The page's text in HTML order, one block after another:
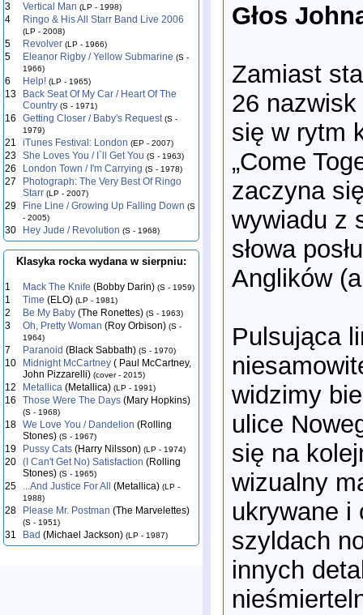
3 Vertical Man (LP - 1998)
4 Ringo & His All Starr Band Live 2006
(LP - 2008)
5 Revolver (LP - 1966)
5 Eleanor Rigby / Yellow Submarine (S -
1966)
6 Help! (LP - 1965)
13
Back Seat Of My Car / Heart Of The
Country (S - 1971)
16 Getting Closer / Baby's Request (S -
1979)
21 iTunes Festival: London (EP - 2007)
23 She Loves You / I`ll Get You (S - 1963)
26 London Town / I'm Carrying (S - 1978)
27
Photograph: The Very Best Of Ringo
Starr (LP - 2007)
29 Fine Line / Growing Up Falling Down (S
- 2005)
30 Hey Jude / Revolution (S - 1968)
Klasyka rocka wydana w sierpniu:
1 Mack The Knife (Bobby Darin) (S - 1959)
1 Time (ELO) (LP - 1981)
2 Be My Baby (The Ronettes) (S - 1963)
3 Oh, Pretty Woman (Roy Orbison) (S -
1964)
7 Paranoid (Black Sabbath) (S - 1970)
10 Midnight McCartney ( Paul McCartney,
John Pizzarelli) (cover - 2015)
12 Metallica (Metallica) (LP - 1991)
16 Those Were The Days (Mary Hopkins)
(S - 1968)
18 We Love You / Dandelion (Rolling
Stones) (S - 1967)
19 Pussy Cats (Harry Nilsson) (LP - 1974)
20 (I Can't Get No) Satisfaction (Rolling
Stones) (S - 1965)
25 ...And Justice For All (Metallica) (LP -
1988)
28 Please Mr. Postman (The Marvelettes)
(S - 1951)
31 Bad (Michael Jackson) (LP - 1987)
Głos
Zamiast
26 nazwisk
się w rytm
„Come
zaczyna
wywiadu z
słowa
Anglików
Pulsująca
widzimy
ulice
się na
wizualny
ukrywane i
szyldach
innych